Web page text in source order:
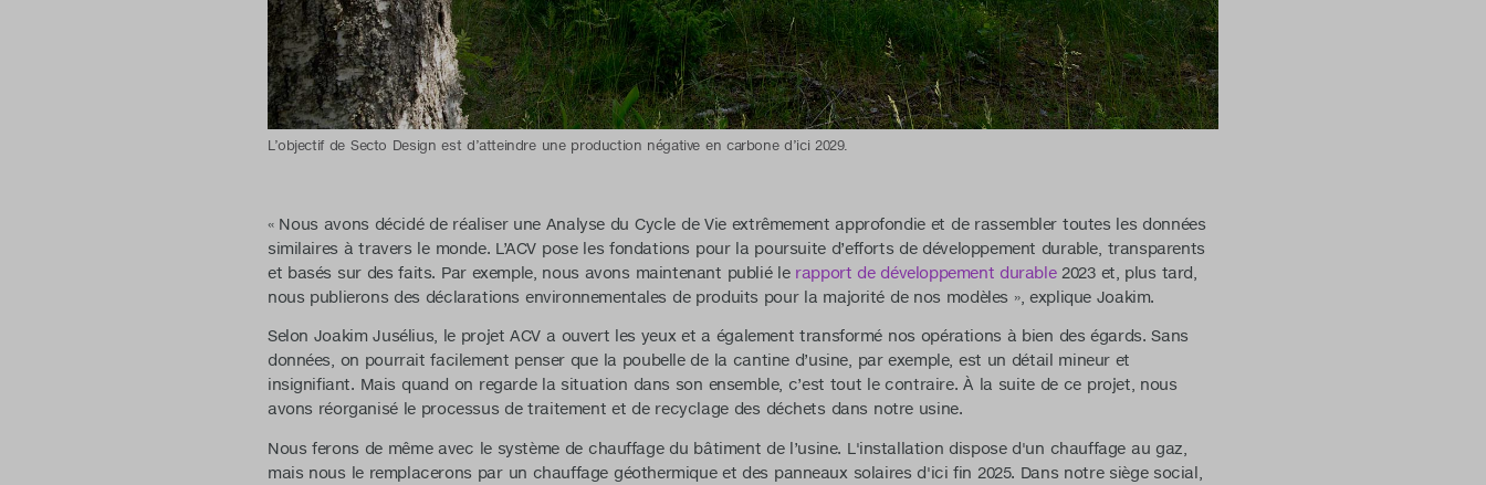
L’objectif de Secto Design est d’atteindre une production négative en carbone d’ici 2029.
« Nous avons décidé de réaliser une Analyse du Cycle de Vie extrêmement approfondie et de rassembler toutes les données
similaires à travers le monde. L’ACV pose les fondations pour la poursuite d’efforts de développement durable, transparents
et basés sur des faits. Par exemple, nous avons maintenant publié le rapport de développement durable2023 et, plus tard,
nous publierons des déclarations environnementales de produits pour la majorité de nos modèles », explique Joakim.
Selon Joakim Jusélius, le projet ACV a ouvert les yeux et a également transformé nos opérations à bien des égards. Sans
données, on pourrait facilement penser que la poubelle de la cantine d’usine, par exemple, est un détail mineur et
insignifiant. Mais quand on regarde la situation dans son ensemble, c’est tout le contraire. À la suite de ce projet, nous
avons réorganisé le processus de traitement et de recyclage des déchets dans notre usine.
Nous ferons de même avec le système de chauffage du bâtiment de l’usine. L'installation dispose d'un chauffage au gaz,
mais nous le remplacerons par un chauffage géothermique et des panneaux solaires d'ici fin 2025. Dans notre siège social,